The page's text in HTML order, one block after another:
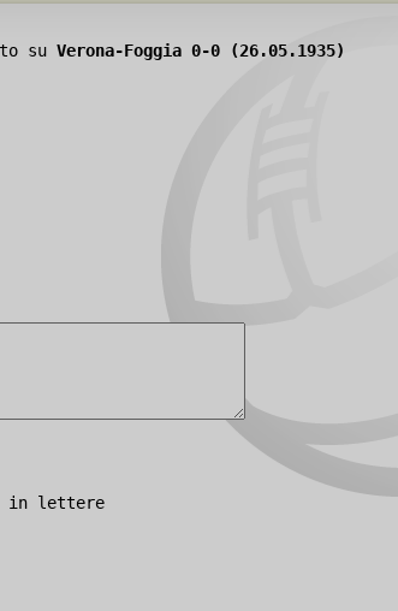
su Verona-Foggia 0-0 (26.05.1935)
in lettere